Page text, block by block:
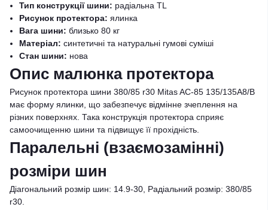
Тип конструкції шини: радіальна TL
Рисунок протектора: ялинка
Вага шини: близько 80 кг
Матеріал: синтетичні та натуральні гумові суміші
Стан шини: нова
Опис малюнка протектора
Рисунок протектора шини 380/85 r30 Mitas AC-85 135/135A8/B
має форму ялинки, що забезпечує відмінне зчеплення на
різних поверхнях. Така конструкція протектора сприяє
самоочищенню шини та підвищує її прохідність.
Паралельні (взаємозамінні)
розміри шин
Діагональний розмір шин: 14.9-30, Радіальний розмір: 380/85
r30.